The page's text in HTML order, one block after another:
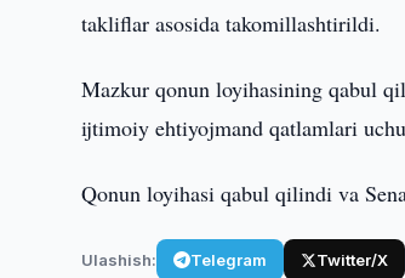
takliflar asosida takomillashtirildi.
Mazkur qonun loyihasining qabul
ijtimoiy ehtiyojmand qatlamlari
Qonun loyihasi qabul qilindi va
Ulashish: Telegram Twitter/X